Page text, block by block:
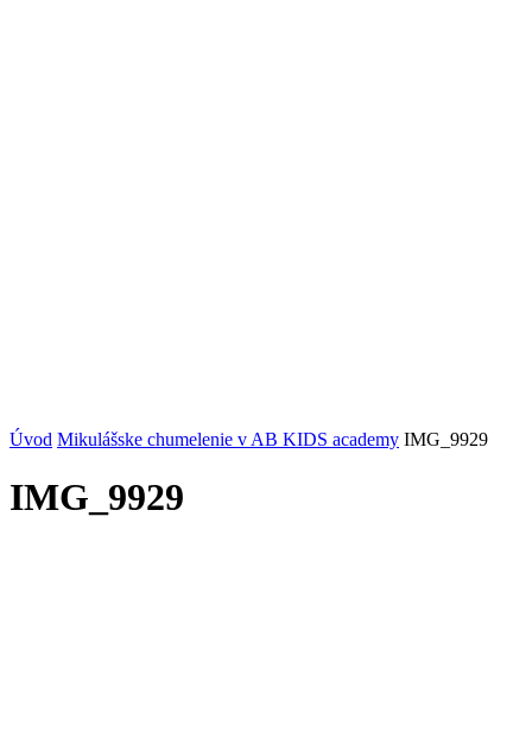
Úvod Mikulášske chumelenie v AB KIDS academy IMG_9929
IMG_9929